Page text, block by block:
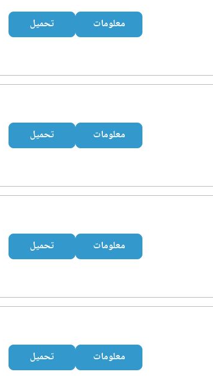
معلومات تحميل
معلومات تحميل
معلومات تحميل
معلومات تحميل